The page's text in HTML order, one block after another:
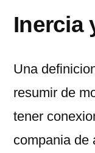
Inercia
Una
resumir de
tener
compania de